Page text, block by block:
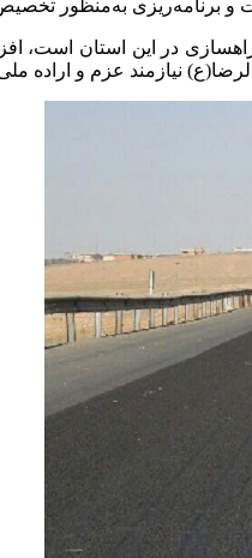
برنامه‌ریزی به‌منظور
نیازمند عزم و اراده